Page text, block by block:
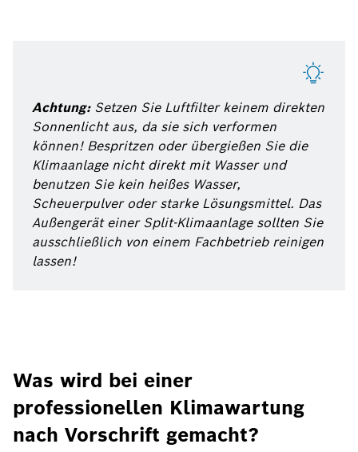
Achtung:Setzen Sie Luftfilter keinem direkten
Sonnenlicht aus, da sie sich verformen
können! Bespritzen oder übergießen Sie die
Klimaanlage nicht direkt mit Wasser und
benutzen Sie kein heißes Wasser,
Scheuerpulver oder starke Lösungsmittel. Das
Außengerät einer Split-Klimaanlage sollten Sie
ausschließlich von einem Fachbetrieb reinigen
lassen!
Was wird bei einer
professionellen Klimawartung
nach Vorschrift gemacht?